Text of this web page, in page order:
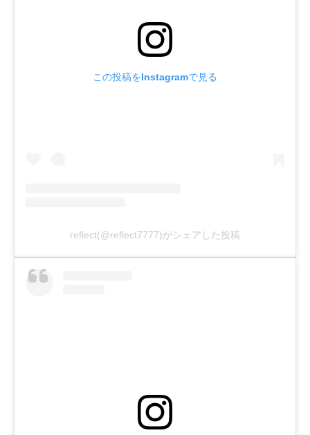
この投稿をInstagramで見る
reflect(@reflect7777)がシェアした投稿